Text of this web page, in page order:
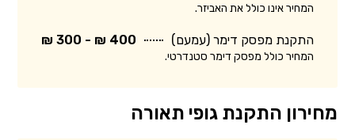
המחיר אינו כולל את האביזר.
התקנת מפסק דימר (עמעם) 400 ₪ - 300 ₪
המחיר כולל מפסק דימר סטנדרטי.
מחירון התקנת גופי תאורה